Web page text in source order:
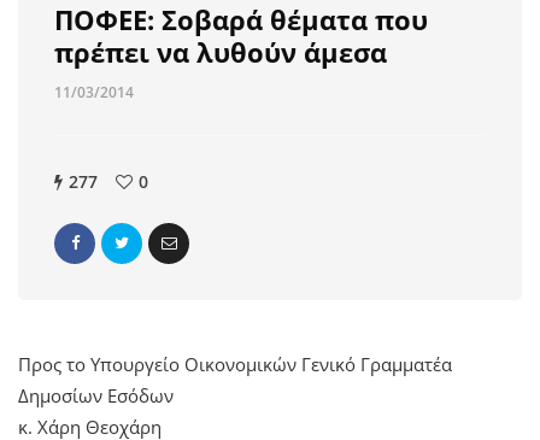
ΠΟΦΕΕ: Σοβαρά θέματα που
πρέπει να λυθούν άμεσα
11/03/2014
277 0
Προς το Υπουργείο Οικονομικών Γενικό Γραμματέα
Δημοσίων Εσόδων
κ. Χάρη Θεοχάρη